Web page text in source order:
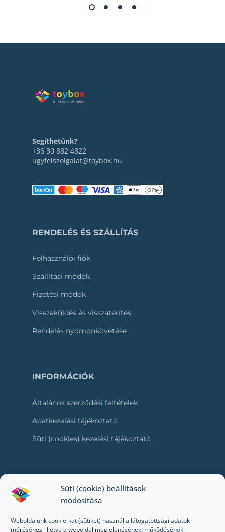
Süti (cookie) beállítások
módosítása
Weboldalunk cookie-kat (sütiket) használ a látogatottsági adatok
méréséhez, illetve a weboldal megjelenésének, működésének
Segíthetünk?
+36 30 882 4822
ugyfelszolgalat@toybox.hu
RENDELÉS ÉS SZÁLLÍTÁS
Felhasználói fiók
Szállítási módok
Fizetési módok
Visszaküldés és visszatérítés
Rendelés nyomonkövetése
INFORMÁCIÓK
Általános szerződési feltételek
Adatkezelési tájékoztató
Süti (cookies) kezelési tájékoztató
RÓLUNK
Kik vagyunk mi?